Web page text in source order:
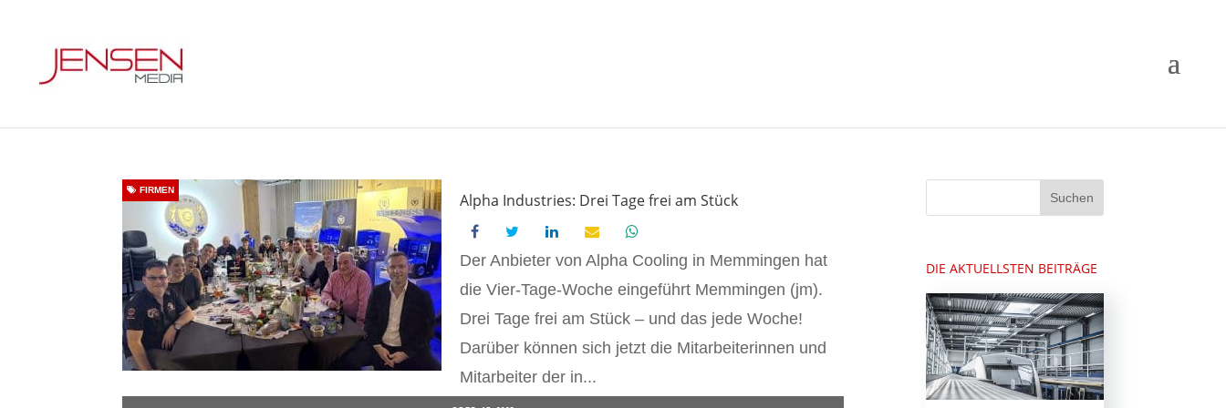
Alpha Industries: Drei Tage frei am Stück
FIRMEN
Der Anbieter von Alpha Cooling in Memmingen hat
die Vier-Tage-Woche eingeführt Memmingen (jm).
Drei Tage frei am Stück – und das jede Woche!
Darüber können sich jetzt die Mitarbeiterinnen und
Mitarbeiter der in...
DIE AKTUELLSTEN BEITRÄGE